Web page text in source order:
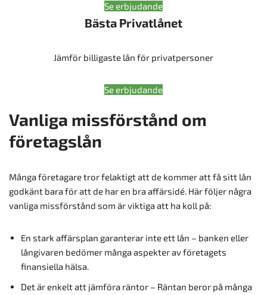
Se erbjudande
Bästa Privatlånet
Jämför billigaste lån för privatpersoner
Se erbjudande
Vanliga missförstånd om
företagslån
Många företagare tror felaktigt att de kommer att få sitt lån
godkänt bara för att de har en bra affärsidé. Här följer några
vanliga missförstånd som är viktiga att ha koll på:
En stark affärsplan garanterar inte ett lån – banken eller
långivaren bedömer många aspekter av företagets
finansiella hälsa.
Det är enkelt att jämföra räntor – Räntan beror på många